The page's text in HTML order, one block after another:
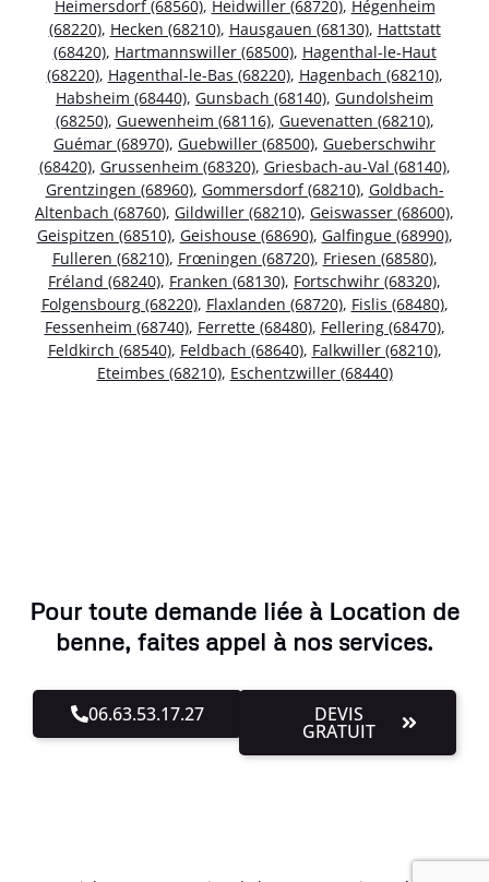
Heimersdorf (68560), Heidwiller (68720), Hégenheim
(68220), Hecken (68210), Hausgauen (68130), Hattstatt
(68420), Hartmannswiller (68500), Hagenthal-le-Haut
(68220), Hagenthal-le-Bas (68220), Hagenbach (68210),
Habsheim (68440), Gunsbach (68140), Gundolsheim
(68250), Guewenheim (68116), Guevenatten (68210),
Guémar (68970), Guebwiller (68500), Gueberschwihr
(68420), Grussenheim (68320), Griesbach-au-Val (68140),
Grentzingen (68960), Gommersdorf (68210), Goldbach-
Altenbach (68760), Gildwiller (68210), Geiswasser (68600),
Geispitzen (68510), Geishouse (68690), Galfingue (68990),
Fulleren (68210), Frœningen (68720), Friesen (68580),
Fréland (68240), Franken (68130), Fortschwihr (68320),
Folgensbourg (68220), Flaxlanden (68720), Fislis (68480),
Fessenheim (68740), Ferrette (68480), Fellering (68470),
Feldkirch (68540), Feldbach (68640), Falkwiller (68210),
Eteimbes (68210), Eschentzwiller (68440)
Pour toute demande liée à Location de
benne, faites appel à nos services.
06.63.53.17.27 DEVIS
GRATUIT